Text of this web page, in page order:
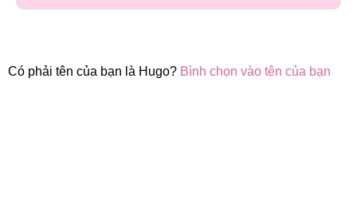
Có phải tên của bạn là Hugo? Bình chọn vào tên của bạn